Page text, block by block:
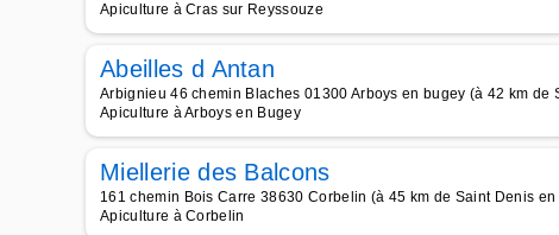
Apiculture à Cras sur Reyssouze
Abeilles d Antan
Arbignieu 46 chemin Blaches 01300 Arboys en bugey (à 42 km de
Apiculture à Arboys en Bugey
Miellerie des Balcons
161 chemin Bois Carre 38630 Corbelin (à 45 km de Saint Denis en
Apiculture à Corbelin